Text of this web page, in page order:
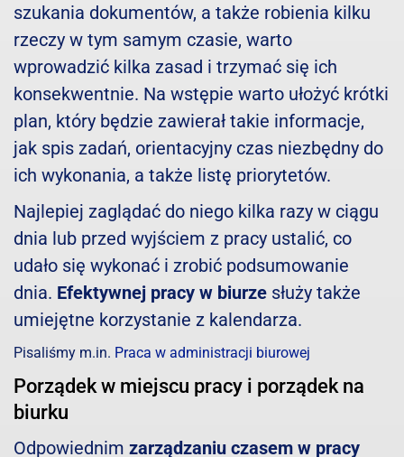
szukania dokumentów, a także robienia kilku
rzeczy w tym samym czasie, warto
wprowadzić kilka zasad i trzymać się ich
konsekwentnie. Na wstępie warto ułożyć krótki
plan, który będzie zawierał takie informacje,
jak spis zadań, orientacyjny czas niezbędny do
ich wykonania, a także listę priorytetów.
Najlepiej zaglądać do niego kilka razy w ciągu
dnia lub przed wyjściem z pracy ustalić, co
udało się wykonać i zrobić podsumowanie
dnia. Efektywnej pracy w biurze służy także
umiejętne korzystanie z kalendarza.
Pisaliśmy m.in. Praca w administracji biurowej
Porządek w miejscu pracy i porządek na
biurku
Odpowiednim zarządzaniu czasem w pracy